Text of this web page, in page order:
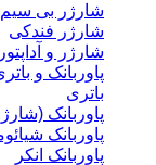
شارژر بی سیم
شارژر فندکی
شارژر و آداپتور
پاوربانک و
باتری
پاوربانک
پاوربانک
پاوربانک انکر